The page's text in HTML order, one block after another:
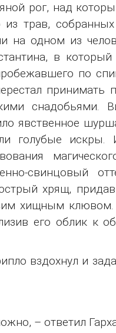
рог, над
из трав,
одном из
в
по
снадобьями.
явственное
голубые искры.
свинцовый
хрящ,
хищным
его облик к
вздохнул и
– ответил